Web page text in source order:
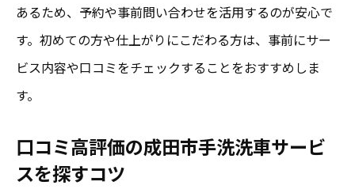
美しい仕上がりが叶う成田市の手洗洗車事
ビスの特徴
成田市で手洗洗車が支持される高評価の理
あるため、予約や事前問い合わせを活用するのが安心で
す。初めての方や仕上がりにこだわる方は、事前にサー
ビス内容や口コミをチェックすることをおすすめしま
す。
口コミ高評価の成田市手洗洗車サービ
スを探すコツ